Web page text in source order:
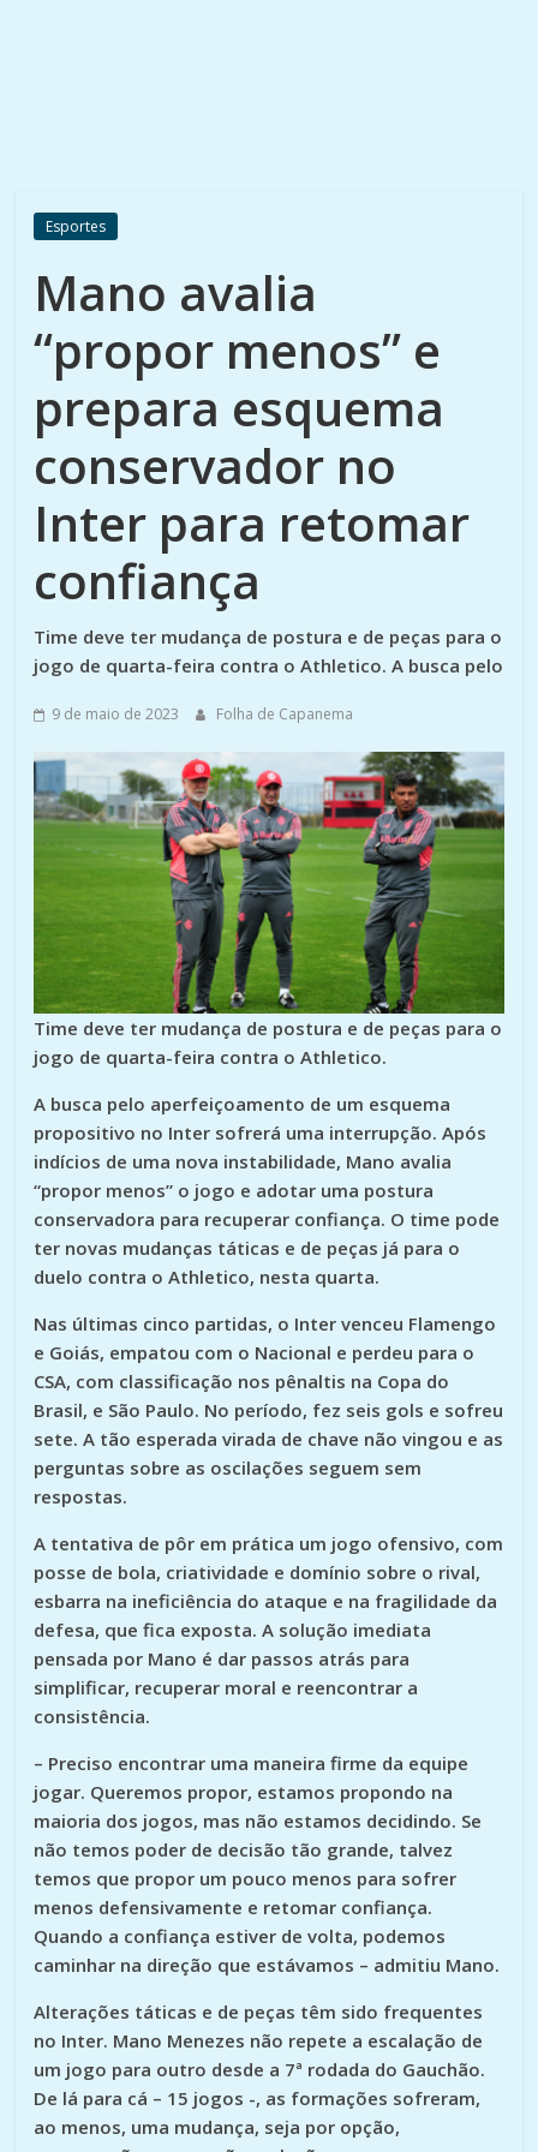
Esportes
Mano avalia
“propor menos” e
prepara esquema
conservador no
Inter para retomar
confiança
Time deve ter mudança de postura e de peças para o
jogo de quarta-feira contra o Athletico. A busca pelo
9 de maio de 2023 Folha de Capanema
Time deve ter mudança de postura e de peças para o
jogo de quarta-feira contra o Athletico.
A busca pelo aperfeiçoamento de um esquema
propositivo no Inter sofrerá uma interrupção. Após
indícios de uma nova instabilidade, Mano avalia
“propor menos” o jogo e adotar uma postura
conservadora para recuperar confiança. O time pode
ter novas mudanças táticas e de peças já para o
duelo contra o Athletico, nesta quarta.
Nas últimas cinco partidas, o Inter venceu Flamengo
e Goiás, empatou com o Nacional e perdeu para o
CSA, com classificação nos pênaltis na Copa do
Brasil, e São Paulo. No período, fez seis gols e sofreu
sete. A tão esperada virada de chave não vingou e as
perguntas sobre as oscilações seguem sem
respostas.
A tentativa de pôr em prática um jogo ofensivo, com
posse de bola, criatividade e domínio sobre o rival,
esbarra na ineficiência do ataque e na fragilidade da
defesa, que fica exposta. A solução imediata
pensada por Mano é dar passos atrás para
simplificar, recuperar moral e reencontrar a
consistência.
– Preciso encontrar uma maneira firme da equipe
jogar. Queremos propor, estamos propondo na
maioria dos jogos, mas não estamos decidindo. Se
não temos poder de decisão tão grande, talvez
temos que propor um pouco menos para sofrer
menos defensivamente e retomar confiança.
Quando a confiança estiver de volta, podemos
caminhar na direção que estávamos – admitiu Mano.
Alterações táticas e de peças têm sido frequentes
no Inter. Mano Menezes não repete a escalação de
um jogo para outro desde a 7ª rodada do Gauchão.
De lá para cá – 15 jogos -, as formações sofreram,
ao menos, uma mudança, seja por opção,